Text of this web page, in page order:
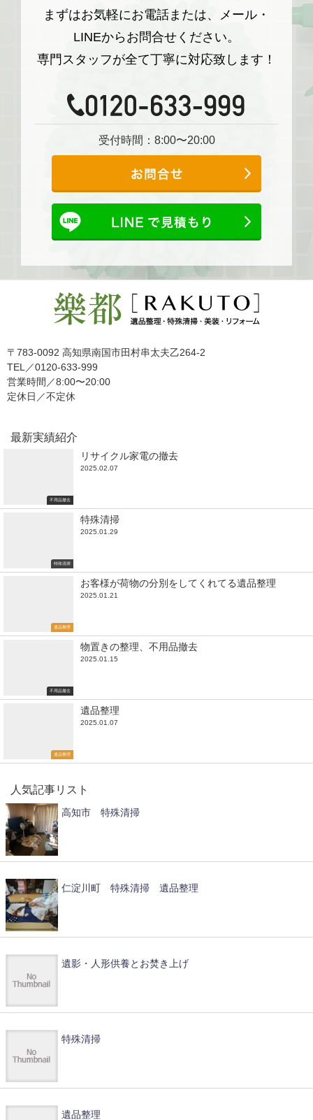
まずはお気軽にお電話または、メール・
LINEからお問合せください。
専門スタッフが全て丁寧に対応致します！
受付時間：8:00〜20:00
〒783-0092 高知県南国市田村串太夫乙264-2
TEL／0120-633-999
営業時間／8:00〜20:00
定休日／不定休
最新実績紹介
不用品撤去
リサイクル家電の撤去
2025.02.07
特殊清掃
特殊清掃
2025.01.29
遺品整理
お客様が荷物の分別をしてくれてる遺品整理
2025.01.21
不用品撤去
物置きの整理、不用品撤去
2025.01.15
遺品整理
遺品整理
2025.01.07
人気記事リスト
高知市 特殊清掃
仁淀川町 特殊清掃 遺品整理
遺影・人形供養とお焚き上げ
特殊清掃
遺品整理